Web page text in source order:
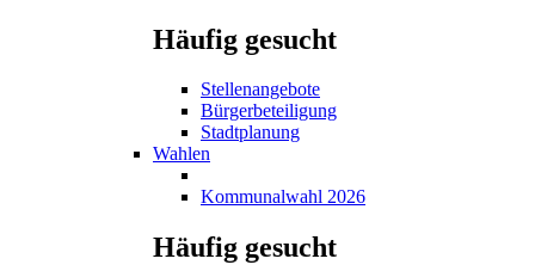
Häufig gesucht
Stellenangebote
Bürgerbeteiligung
Stadtplanung
Wahlen
Kommunalwahl 2026
Häufig gesucht